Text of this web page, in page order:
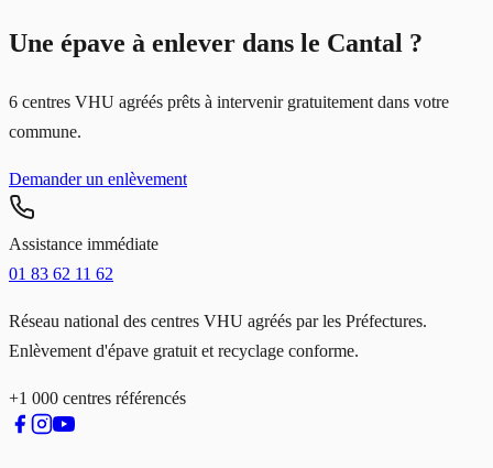
Une épave à enlever dans le Cantal ?
6 centres VHU agréés prêts à intervenir gratuitement dans votre
commune.
Demander un enlèvement
Assistance immédiate
01 83 62 11 62
Réseau national des centres VHU agréés par les Préfectures.
Enlèvement d'épave gratuit et recyclage conforme.
+1 000 centres référencés